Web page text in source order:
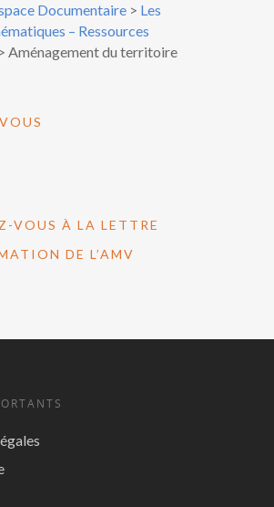
Documentaire > Les
– Ressources
> Aménagement du territoire
VOUS À LA LETTRE
DE L’AMV